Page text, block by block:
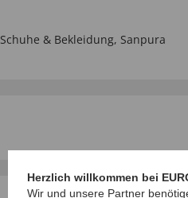
Schuhe & Bekleidung, Sanpura
Herzlich willkommen bei
Wir und unsere Partner